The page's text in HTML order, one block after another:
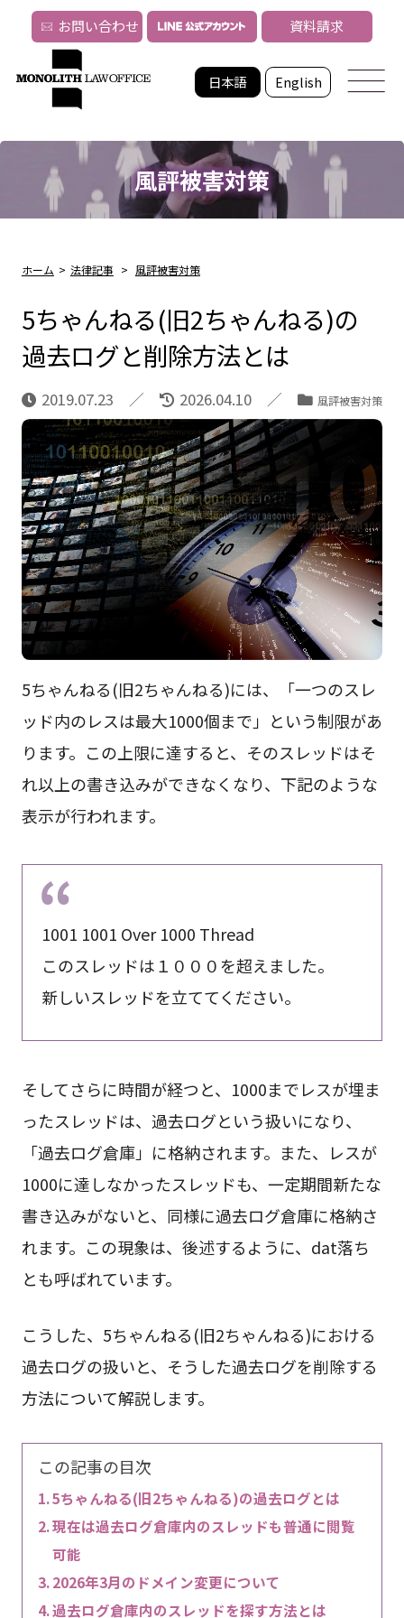
日本語 English
お問い合わせ 資料請求
風評被害対策
ホーム > 法律記事 > 風評被害対策
5ちゃんねる(旧2ちゃんねる)の
過去ログと削除方法とは
2019.07.23 2026.04.10 風評被害対策
5ちゃんねる(旧2ちゃんねる)には、「一つのスレ
ッド内のレスは最大1000個まで」という制限があ
ります。この上限に達すると、そのスレッドはそ
れ以上の書き込みができなくなり、下記のような
表示が行われます。
1001 1001 Over 1000 Thread
このスレッドは１０００を超えました。
新しいスレッドを立ててください。
そしてさらに時間が経つと、1000までレスが埋ま
ったスレッドは、過去ログという扱いになり、
「過去ログ倉庫」に格納されます。また、レスが
1000に達しなかったスレッドも、一定期間新たな
書き込みがないと、同様に過去ログ倉庫に格納さ
れます。この現象は、後述するように、dat落ち
とも呼ばれています。
こうした、5ちゃんねる(旧2ちゃんねる)における
過去ログの扱いと、そうした過去ログを削除する
方法について解説します。
この記事の目次
5ちゃんねる(旧2ちゃんねる)の過去ログとは
現在は過去ログ倉庫内のスレッドも普通に閲覧
可能
2026年3月のドメイン変更について
過去ログ倉庫内のスレッドを探す方法とは